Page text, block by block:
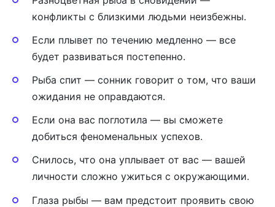
конфликты с близкими людьми неизбежны.
Если плывет по течению медленно — все
будет развиваться постепенно.
Рыба спит — сонник говорит о том, что ваши
ожидания не оправдаются.
Если она вас поглотила — вы сможете
добиться феноменальных успехов.
Снилось, что она уплывает от вас — вашей
личности сложно ужиться с окружающими.
Глаза рыбы — вам предстоит проявить свою